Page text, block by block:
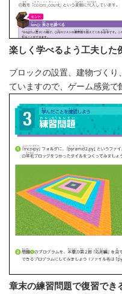
楽しく学べるよう工夫した
ブロックの設置、建物づく
ていますので、ゲーム感覚で
章末の練習問題で復習でき